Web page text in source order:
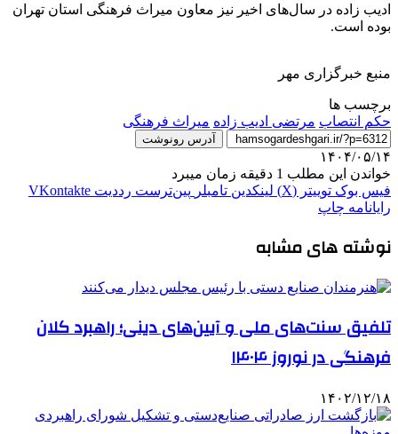
ادیب زاده در سال‌های اخیر نیز معاون میراث فرهنگی استان تهران
بوده است.
منبع خبرگزاری مهر
برچسب ها
حکم انتصاب مرتضی ادیب زاده میراث فرهنگی
آدرس رونوشت
۱۴۰۴/۰۵/۱۴
خواندن این مطلب 1 دقیقه زمان میبرد
فیس بوک توییتر (X) لینکدین ‫تامبلر ‫پین‌ترست ‫رددیت ‫VKontakte
رایانامه چاپ
نوشته های مشابه
تلفیق سنت‌های ملی و آیین‌های دینی؛ راهبرد کلان
فرهنگی در نوروز ۱۴۰۴
۱۴۰۲/۱۲/۱۸